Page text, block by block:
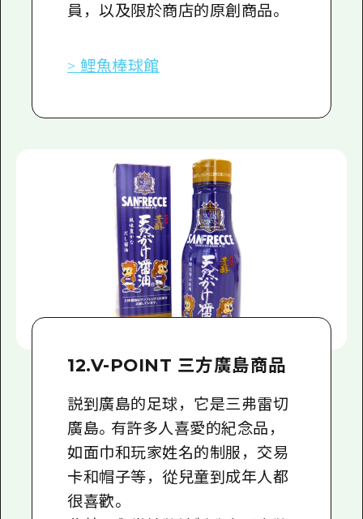
員，以及限於商店的原創商品。
> 鯉魚棒球館
12.V-POINT 三方廣島商品
説到廣島的足球，它是三弗雷切
廣島。有許多人喜愛的紀念品，
如面巾和玩家姓名的制服，交易
卡和帽子等，從兒童到成年人都
很喜歡。